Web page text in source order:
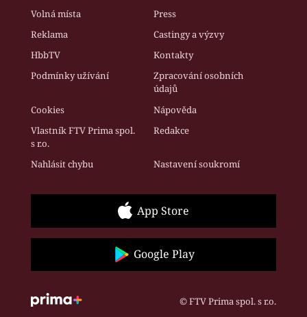
Volná místa
Press
Reklama
Castingy a výzvy
HbbTV
Kontakty
Podmínky užívání
Zpracování osobních
údajů
Cookies
Nápověda
Vlastník FTV Prima spol.
s r.o.
Redakce
Nahlásit chybu Nastavení soukromí
App Store
Google Play
© FTV Prima spol. s r.o.